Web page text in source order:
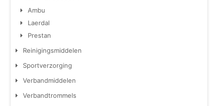
Ambu
Laerdal
Prestan
Reinigingsmiddelen
Sportverzorging
Verbandmiddelen
Verbandtrommels